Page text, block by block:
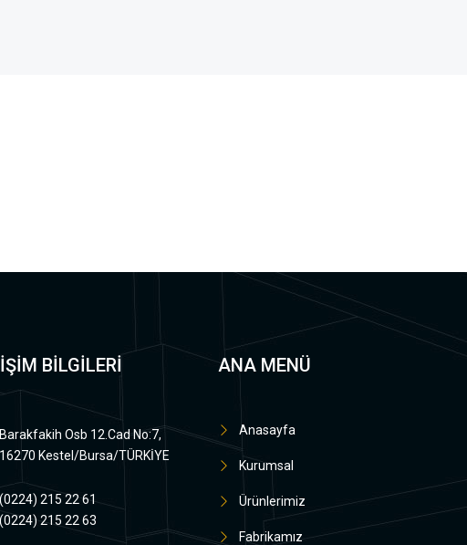
BİLGİLERİ
Barakfakih Osb 12.Cad No:7,
16270 Kestel/Bursa/TÜRKİYE
(0224) 215 22 61
(0224) 215 22 63
ANA MENÜ
Anasayfa
Kurumsal
Ürünlerimiz
Fabrikamız